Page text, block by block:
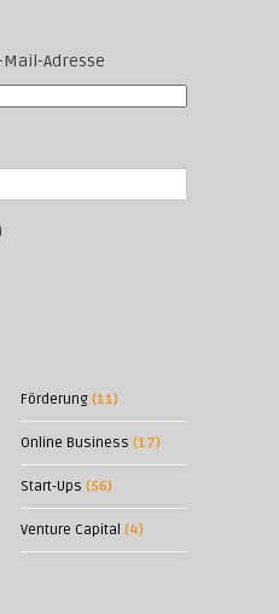
Adresse
Förderung(11)
Online Business (17)
Start-Ups (56)
Venture Capital (4)